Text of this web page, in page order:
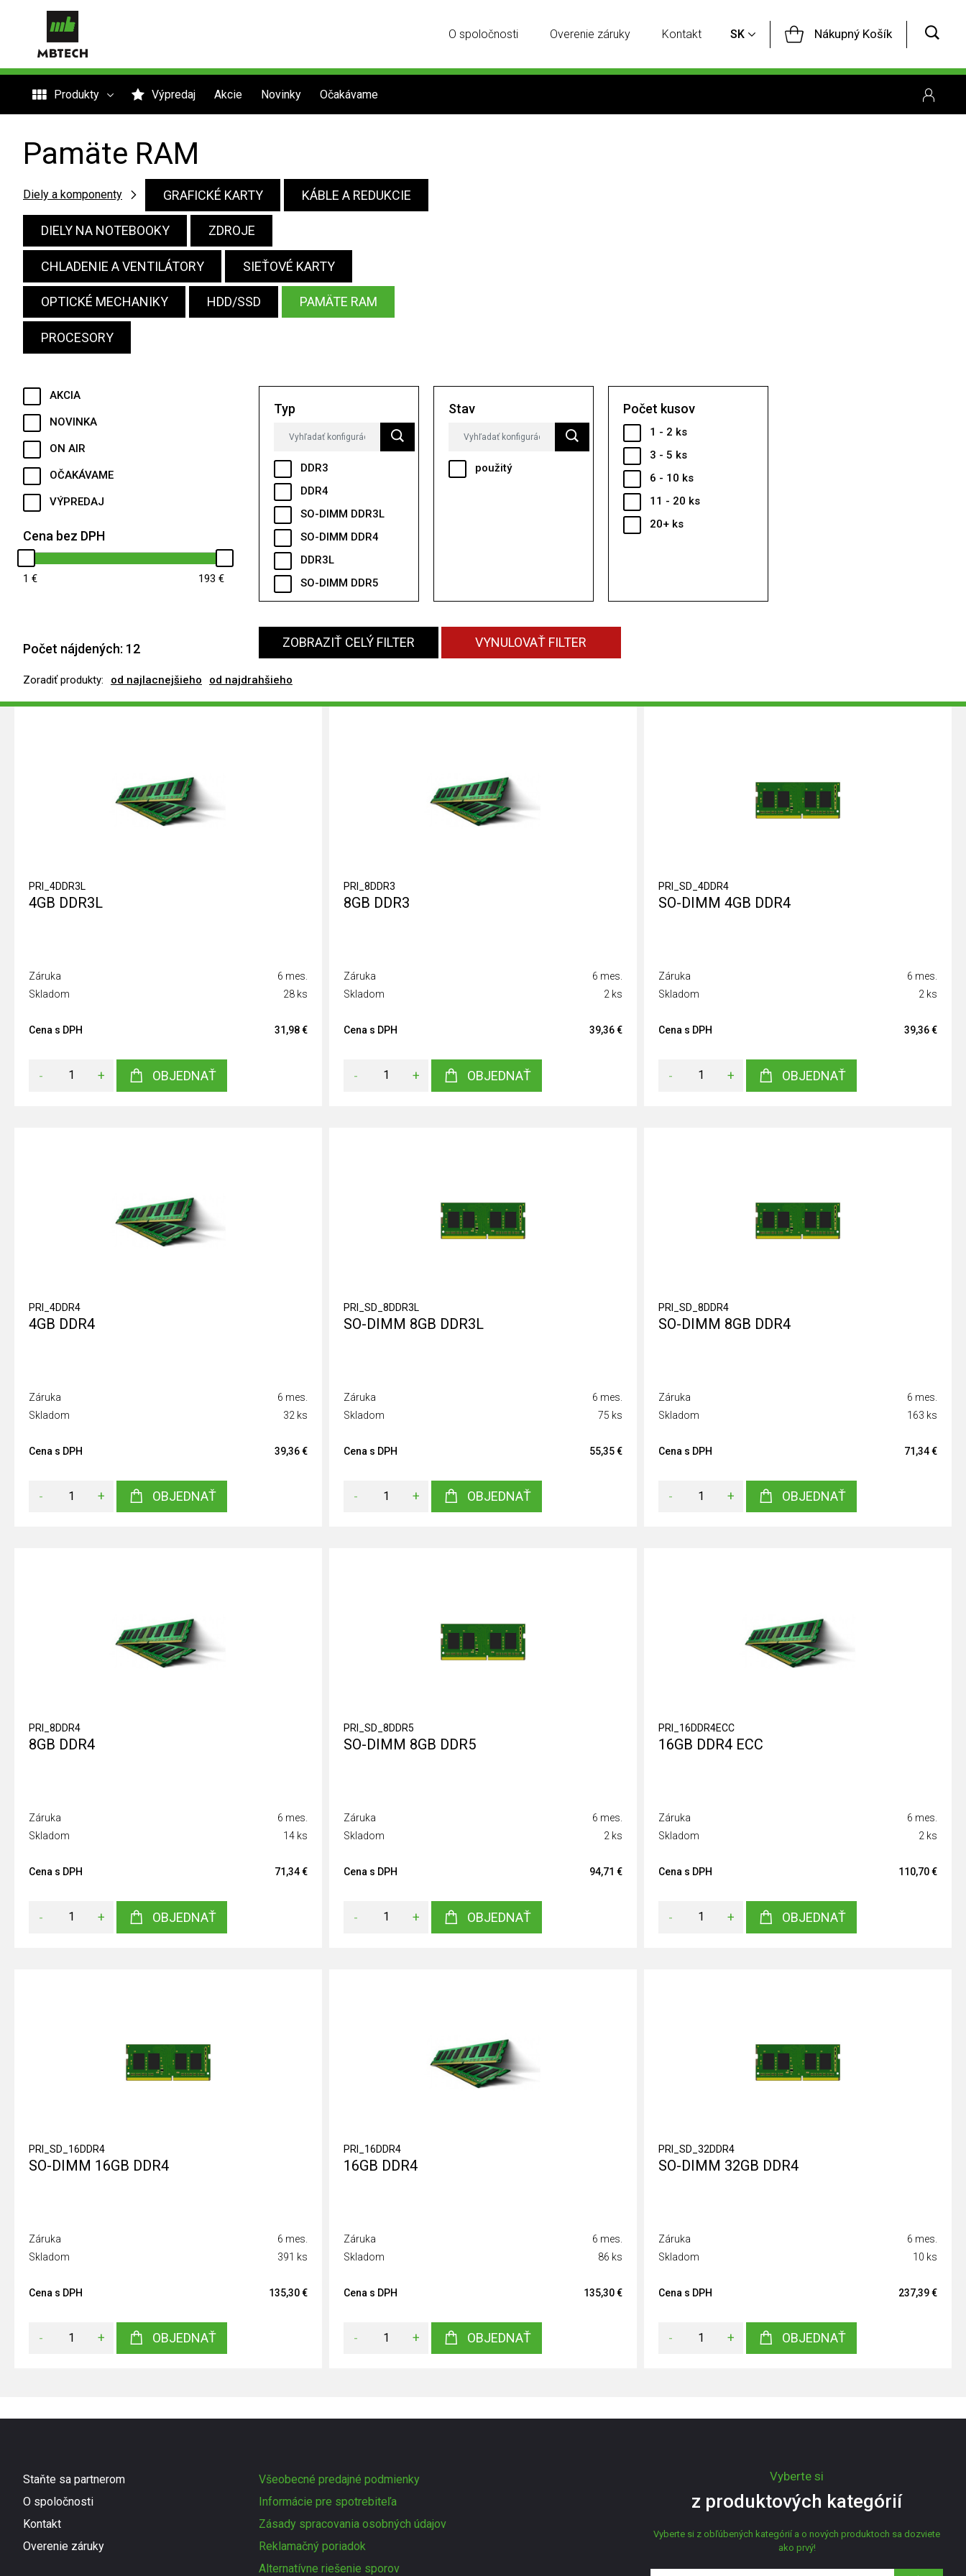
O spoločnosti Overenie záruky Kontakt SK Nákupný Košík
Produkty Výpredaj Akcie Novinky Očakávame
Pamäte RAM
Diely a komponenty GRAFICKÉ KARTY KÁBLE A REDUKCIE
DIELY NA NOTEBOOKY ZDROJE
CHLADENIE A VENTILÁTORY SIEŤOVÉ KARTY
OPTICKÉ MECHANIKY HDD/SSD PAMÄTE RAM
PROCESORY
AKCIA
NOVINKA
ON AIR
OČAKÁVAME
VÝPREDAJ
Cena bez DPH
1 193
Počet nájdených: 12
Typ
DDR3
DDR4
SO-DIMM DDR3L
SO-DIMM DDR4
DDR3L
SO-DIMM DDR5
Stav
použitý
Počet kusov
1 - 2 ks
3 - 5 ks
6 - 10 ks
11 - 20 ks
20+ ks
ZOBRAZIŤ CELÝ FILTER VYNULOVAŤ FILTER
Zoradiť produkty: od najlacnejšieho od najdrahšieho
PRI_4DDR3L
4GB DDR3L
Záruka
6 mes.
Skladom
28 ks
Cena s DPH 31,98 €
- + OBJEDNAŤ
PRI_8DDR3
8GB DDR3
Záruka
6 mes.
Skladom
2 ks
Cena s DPH 39,36 €
- + OBJEDNAŤ
PRI_SD_4DDR4
SO-DIMM 4GB DDR4
Záruka
6 mes.
Skladom
2 ks
Cena s DPH 39,36 €
- + OBJEDNAŤ
PRI_4DDR4
4GB DDR4
Záruka
6 mes.
Skladom
32 ks
Cena s DPH 39,36 €
- + OBJEDNAŤ
PRI_SD_8DDR3L
SO-DIMM 8GB DDR3L
Záruka
6 mes.
Skladom
75 ks
Cena s DPH 55,35 €
- + OBJEDNAŤ
PRI_SD_8DDR4
SO-DIMM 8GB DDR4
Záruka
6 mes.
Skladom
163 ks
Cena s DPH 71,34 €
- + OBJEDNAŤ
PRI_8DDR4
8GB DDR4
Záruka
6 mes.
Skladom
14 ks
Cena s DPH 71,34 €
- + OBJEDNAŤ
PRI_SD_8DDR5
SO-DIMM 8GB DDR5
Záruka
6 mes.
Skladom
2 ks
Cena s DPH 94,71 €
- + OBJEDNAŤ
PRI_16DDR4ECC
16GB DDR4 ECC
Záruka
6 mes.
Skladom
2 ks
Cena s DPH 110,70 €
- + OBJEDNAŤ
PRI_SD_16DDR4
SO-DIMM 16GB DDR4
Záruka
6 mes.
Skladom
391 ks
Cena s DPH 135,30 €
- + OBJEDNAŤ
PRI_16DDR4
16GB DDR4
Záruka
6 mes.
Skladom
86 ks
Cena s DPH 135,30 €
- + OBJEDNAŤ
PRI_SD_32DDR4
SO-DIMM 32GB DDR4
Záruka
6 mes.
Skladom
10 ks
Cena s DPH 237,39 €
- + OBJEDNAŤ
Staňte sa partnerom
O spoločnosti
Kontakt
Overenie záruky
Všeobecné predajné podmienky
Informácie pre spotrebiteľa
Zásady spracovania osobných údajov
Reklamačný poriadok
Alternatívne riešenie sporov
Vyberte si
z produktových kategórií
Vyberte si z obľúbených kategórií a o nových produktoch sa dozviete
ako prvý!